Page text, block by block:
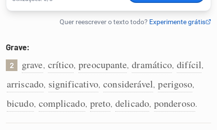
Caça-palavras
Grave:
2 grave, crítico, preocupante, dramático, difícil,
arriscado, significativo, considerável, perigoso,
bicudo, complicado, preto, delicado, ponderoso.